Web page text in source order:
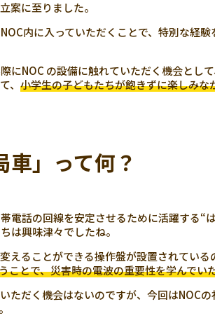
案に至りました。
内に入っていただくことで、特別な経
にNOC の設備に触れていただく機会とし
、 小学生の子どもたちが飽きずに楽しみ
」って何？
電話の回線を安定させるために活躍する“
は興味津々でしたね。
ることができる操作盤が設置されている
ことで、災害時の電波の重要性を学んでい
ただく機会はないのですが、今回はNOC